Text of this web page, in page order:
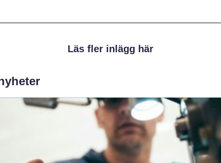
Läs fler inlägg här